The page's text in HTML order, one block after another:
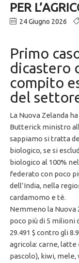
PER
24 Giugno 2026
Primo
dicastero
compito
del
La Nuova Zelanda
Butterick ministro
sappiamo si tratta
biologico, se si
biologico al 100%
federato con poco
dell’India, nella
cardamomo e tè.
Nemmeno la
poco più di 5 milioni
29.491 $ contro gli
agricola: carne,
pascolo), kiwi, mele,